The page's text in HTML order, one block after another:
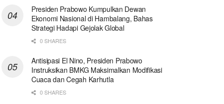
Presiden Prabowo Kumpulkan Dewan
Ekonomi Nasional di Hambalang, Bahas
Strategi Hadapi Gejolak Global
0 SHARES
Antisipasi El Nino, Presiden Prabowo
Instruksikan BMKG Maksimalkan Modifikasi
Cuaca dan Cegah Karhutla
0 SHARES